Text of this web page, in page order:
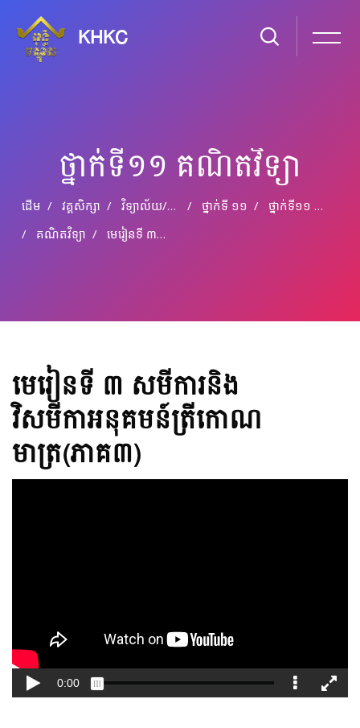
KHKC
ថ្នាក់ទី១១ គណិតវិទ្យា
ដើម វគ្គសិក្សា វិទ្យាល័យ​/​មធ្យម​សិក្សា​ទុតិយភូមិ ថ្នាក់​ទី​ ១១
ថ្នាក់ទី១១ គណិតវិទ្យា
គណិតវិទ្យា
មេរៀនទី ៣ សមីការនិងវិសមីកាអនុគមន៍ត្រីកោណមាត្រ(ភាគ៣)
មេរៀនទី ៣ សមីការនិង
វិសមីកាអនុគមន៍ត្រីកោណ
មាត្រ(ភាគ៣)